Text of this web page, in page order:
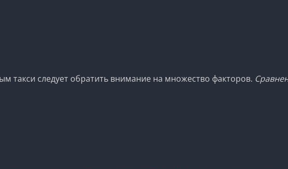
такси следует обратить внимание на множество факторов.